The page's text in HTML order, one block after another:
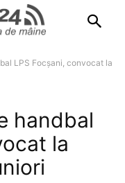
LPS Focșani, convocat la
handbal
la